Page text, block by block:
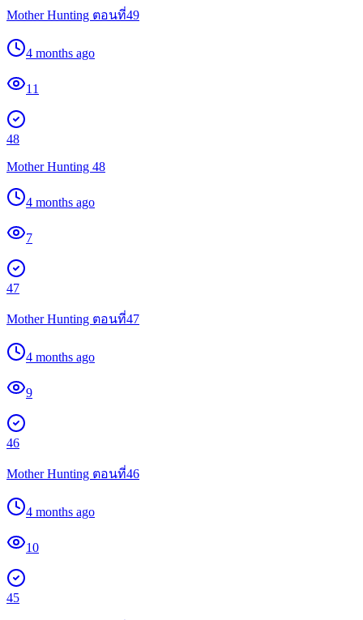
Mother Hunting ตอนที่49
4 months ago
11
48
Mother Hunting 48
4 months ago
7
47
Mother Hunting ตอนที่47
4 months ago
9
46
Mother Hunting ตอนที่46
4 months ago
10
45